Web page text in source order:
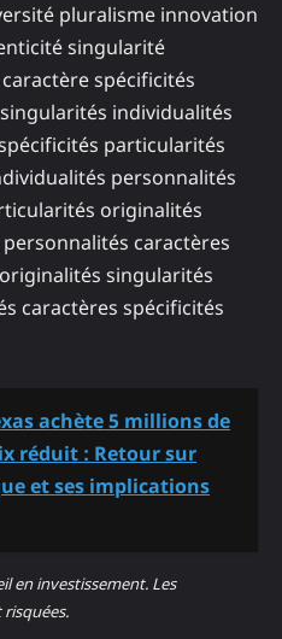
pluralisme innovation
singularité
spécificités
individualités
particularités
personnalités
originalités
caractères
singularités
caractères spécificités
achète 5 millions de
réduit : Retour sur
et ses implications
en investissement. Les